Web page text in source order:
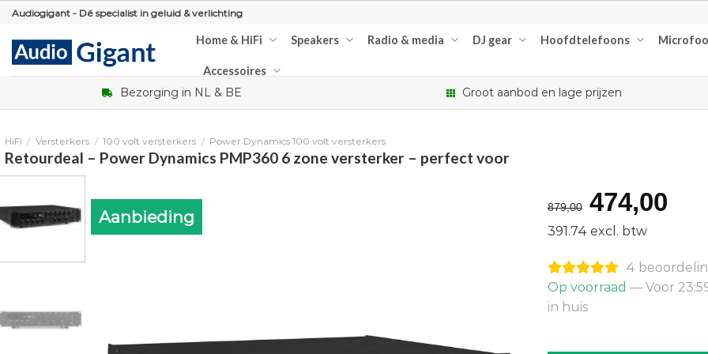
Skip
content
Audiogigant - Dé specialist in geluid & verlichting
Home & HiFi Speakers Radio & media DJ gear Hoofdtelefoons
Accessoires
Bezorging in NL & BE Groot aanbod en lage prijzen
HiFi / Versterkers / 100 volt versterkers / Power Dynamics 100 volt versterkers
Retourdeal – Power Dynamics PMP360 6 zone versterker – perfect voor
Aanbieding 879,00
prijs
was:
€879,00.
474,00
is:
391.74 excl. btw
4
Op voorraad — Voor
in huis